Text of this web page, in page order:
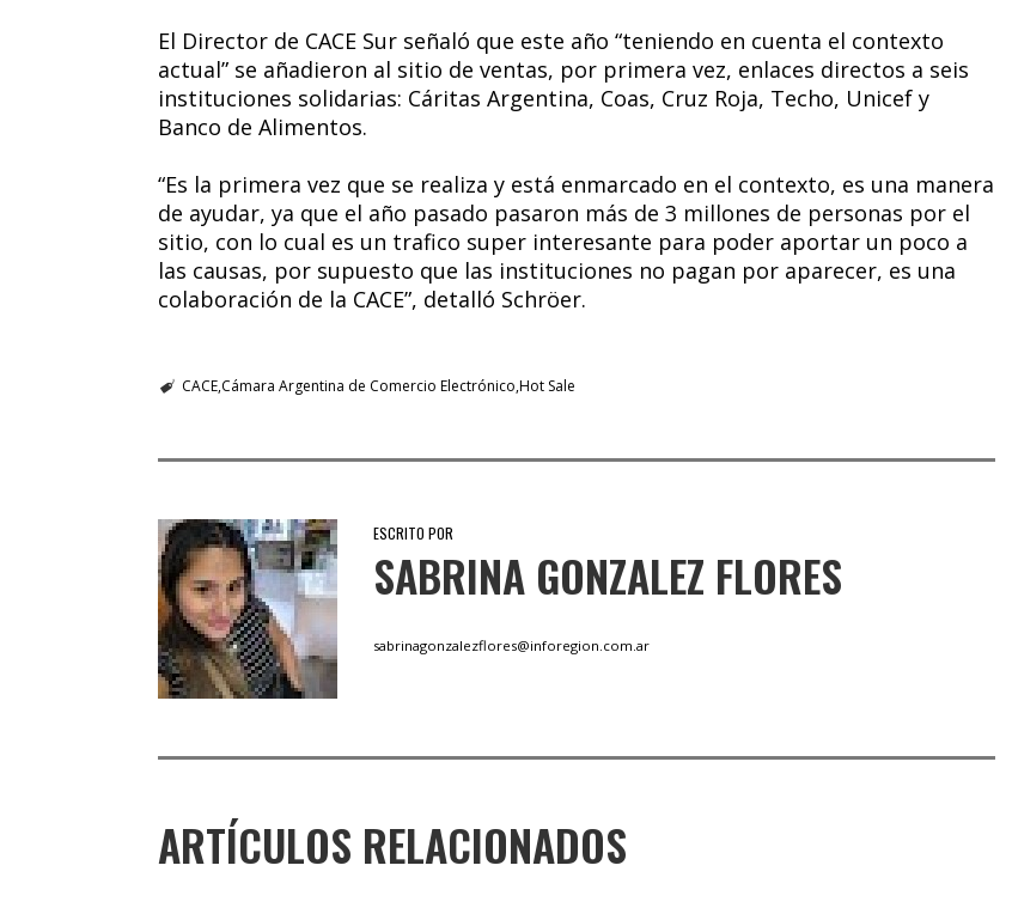
El Director de CACE Sur señaló que este año “teniendo en cuenta el contexto
actual” se añadieron al sitio de ventas, por primera vez, enlaces directos a seis
instituciones solidarias: Cáritas Argentina, Coas, Cruz Roja, Techo, Unicef y
Banco de Alimentos.
“Es la primera vez que se realiza y está enmarcado en el contexto, es una manera
de ayudar, ya que el año pasado pasaron más de 3 millones de personas por el
sitio, con lo cual es un trafico super interesante para poder aportar un poco a
las causas, por supuesto que las instituciones no pagan por aparecer, es una
colaboración de la CACE”, detalló Schröer.
CACECámara Argentina de Comercio Electrónico Hot Sale
ESCRITO POR
SABRINA GONZALEZ FLORES
sabrinagonzalezflores@inforegion.com.ar
ARTÍCULOS RELACIONADOS